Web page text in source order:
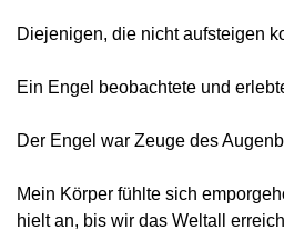
Diejenigen, die nicht aufsteigen
Ein Engel beobachtete und
Der Engel war Zeuge des
Mein Körper fühlte sich
hielt an, bis wir das Weltall